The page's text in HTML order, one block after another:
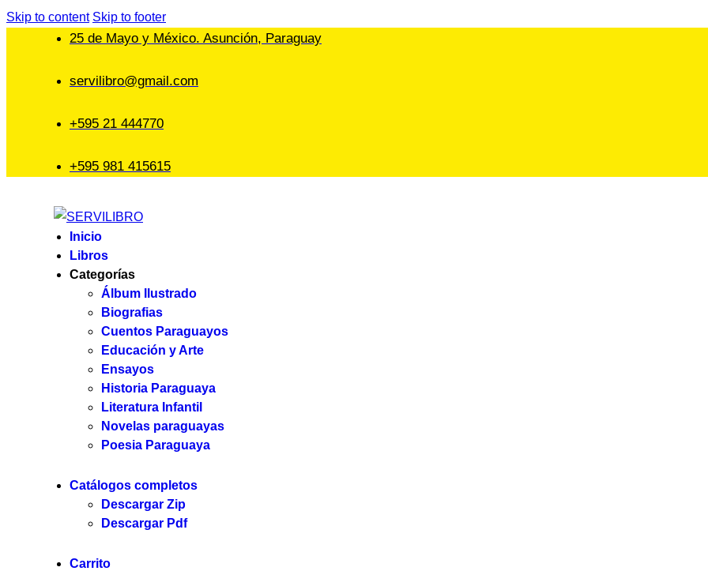
Skip to content Skip to footer
25 de Mayo y México. Asunción, Paraguay
servilibro@gmail.com
+595 21 444770
+595 981 415615
Inicio
Libros
Categorías
Álbum Ilustrado
Biografias
Cuentos Paraguayos
Educación y Arte
Ensayos
Historia Paraguaya
Literatura Infantil
Novelas paraguayas
Poesia Paraguaya
Catálogos completos
Descargar Zip
Descargar Pdf
Carrito